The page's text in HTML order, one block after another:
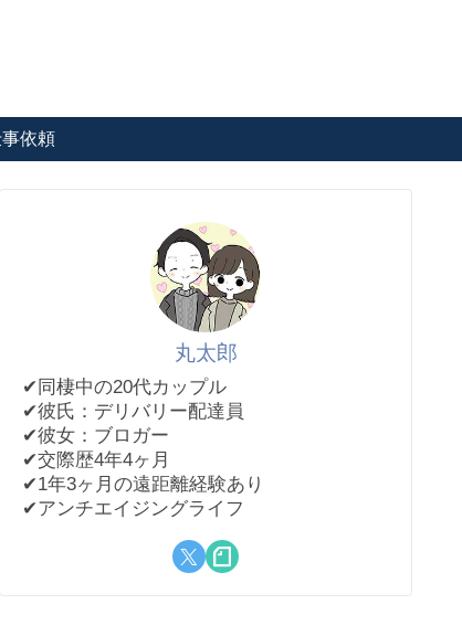
依頼
丸太郎
✔︎同棲中の20代カップル
✔︎彼氏：デリバリー配達員
✔︎彼女：ブロガー
✔︎交際歴4年4ヶ月
✔︎1年3ヶ月の遠距離経験あり
✔︎アンチエイジングライフ